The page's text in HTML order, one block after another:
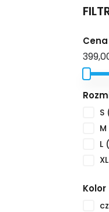
Cena
S
M
L
XL
Kolor